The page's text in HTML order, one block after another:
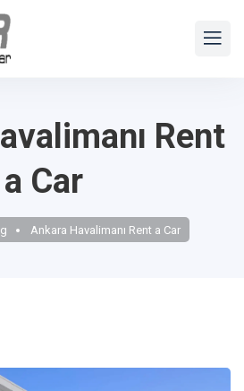
Rent
a Car
Ankara Havalimanı Rent a Car